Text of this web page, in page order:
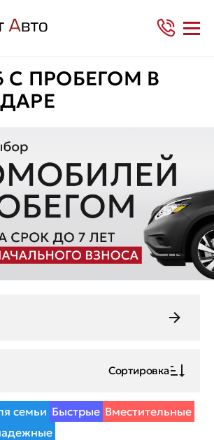
С ПРОБЕГОМ В
Сортировка
семьи Быстрые Вместительные